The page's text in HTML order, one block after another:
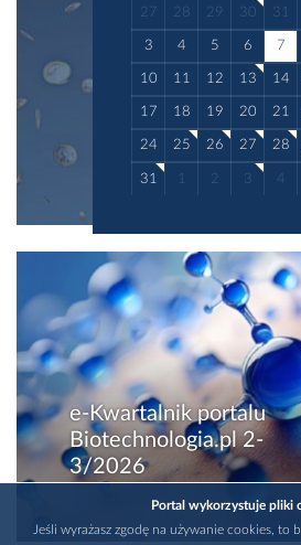
27 28 29 30 31
3 4 5 6 7
10 11 12 13 14
17 18 19 20 21
24 25 26 27 28
31 1 2 3 4
e-Kwartalnik portalu
Biotechnologia.pl 2-
3/2026
Portal wykorzystuje pliki
Jeśli wyrażasz zgodę na używanie cookies, to